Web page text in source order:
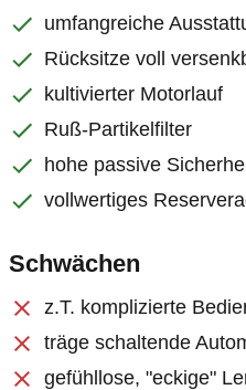
umfangreiche
Rücksitze voll
kultivierter Motorlauf
Ruß-Partikelfilter
hohe passive
vollwertiges
Schwächen
z.T. komplizierte
träge schaltende
gefühllose, "eckige"